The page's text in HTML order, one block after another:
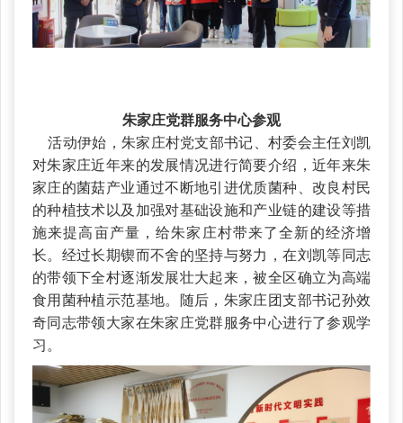
朱家庄党群服务中心参观
活动伊始，朱家庄村党支部书记、村委会主任刘凯
对朱家庄近年来的发展情况进行简要介绍，近年来朱
家庄的菌菇产业通过不断地引进优质菌种、改良村民
的种植技术以及加强对基础设施和产业链的建设等措
施来提高亩产量，给朱家庄村带来了全新的经济增
长。经过长期锲而不舍的坚持与努力，在刘凯等同志
的带领下全村逐渐发展壮大起来，被全区确立为高端
食用菌种植示范基地。随后，朱家庄团支部书记孙效
奇同志带领大家在朱家庄党群服务中心进行了参观学
习。